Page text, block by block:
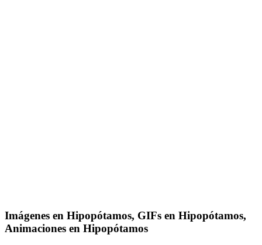
Imágenes en Hipopótamos, GIFs en Hipopótamos,
Animaciones en Hipopótamos